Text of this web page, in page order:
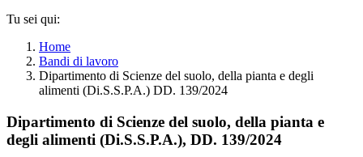
Tu sei qui:
Home
Bandi di lavoro
Dipartimento di Scienze del suolo, della pianta e degli
alimenti (Di.S.S.P.A.) DD. 139/2024
Dipartimento di Scienze del suolo, della pianta e
degli alimenti (Di.S.S.P.A.), DD. 139/2024